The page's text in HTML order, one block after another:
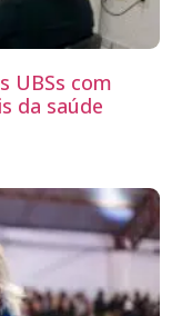
UBSs com
da saúde